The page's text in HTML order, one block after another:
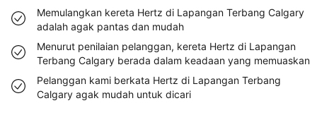
Memulangkan kereta Hertz di Lapangan Terbang Calgary
adalah agak pantas dan mudah
Menurut penilaian pelanggan, kereta Hertz di Lapangan
Terbang Calgary berada dalam keadaan yang memuaskan
Pelanggan kami berkata Hertz di Lapangan Terbang
Calgary agak mudah untuk dicari